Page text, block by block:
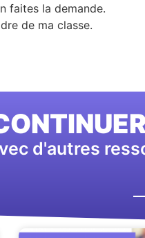
faites la demande.
de ma classe.
d'autres